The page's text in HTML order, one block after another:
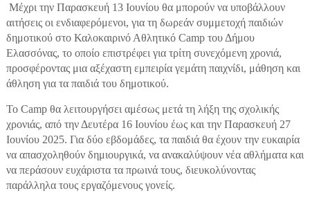
Μέχρι την Παρασκευή 13 Ιουνίου θα μπορούν να υποβάλλουν
αιτήσεις οι ενδιαφερόμενοι, για τη δωρεάν συμμετοχή παιδιών
δημοτικού στο Καλοκαιρινό Αθλητικό Camp του Δήμου
Ελασσόνας, το οποίο επιστρέφει για τρίτη συνεχόμενη χρονιά,
προσφέροντας μια αξέχαστη εμπειρία γεμάτη παιχνίδι, μάθηση και
άθληση για τα παιδιά του δημοτικού.
Το Camp θα λειτουργήσει αμέσως μετά τη λήξη της σχολικής
χρονιάς, από την Δευτέρα 16 Ιουνίου έως και την Παρασκευή 27
Ιουνίου 2025. Για δύο εβδομάδες, τα παιδιά θα έχουν την ευκαιρία
να απασχοληθούν δημιουργικά, να ανακαλύψουν νέα αθλήματα και
να περάσουν ευχάριστα τα πρωινά τους, διευκολύνοντας
παράλληλα τους εργαζόμενους γονείς.